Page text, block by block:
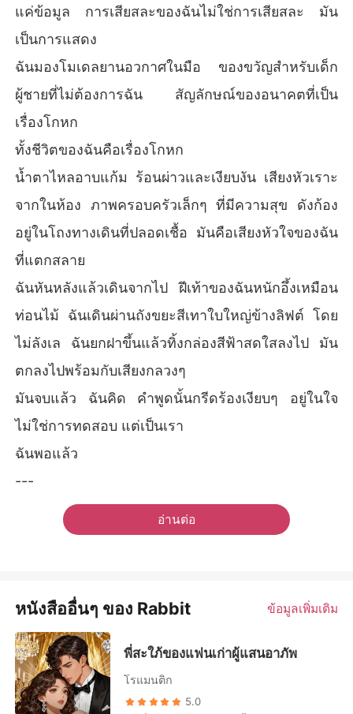
แค่ข้อมูล การเสียสละของฉันไม่ใช่การเสียสละ มัน
เป็นการแสดง
ฉันมองโมเดลยานอวกาศในมือ ของขวัญสำหรับเด็ก
ผู้ชายที่ไม่ต้องการฉัน สัญลักษณ์ของอนาคตที่เป็น
เรื่องโกหก
ทั้งชีวิตของฉันคือเรื่องโกหก
น้ำตาไหลอาบแก้ม ร้อนผ่าวและเงียบงัน เสียงหัวเราะ
จากในห้อง ภาพครอบครัวเล็กๆ ที่มีความสุข ดังก้อง
อยู่ในโถงทางเดินที่ปลอดเชื้อ มันคือเสียงหัวใจของฉัน
ที่แตกสลาย
ฉันหันหลังแล้วเดินจากไป ฝีเท้าของฉันหนักอึ้งเหมือน
ท่อนไม้ ฉันเดินผ่านถังขยะสีเทาใบใหญ่ข้างลิฟต์ โดย
ไม่ลังเล ฉันยกฝาขึ้นแล้วทิ้งกล่องสีฟ้าสดใสลงไป มัน
ตกลงไปพร้อมกับเสียงกลวงๆ
มันจบแล้ว ฉันคิด คำพูดนั้นกรีดร้องเงียบๆ อยู่ในใจ
ไม่ใช่การทดสอบ แต่เป็นเรา
ฉันพอแล้ว
---
อ่านต่อ
หนังสืออื่นๆ ของ Rabbit ข้อมูลเพิ่มเติม
พี่สะใภ้ของแฟนเก่าผู้แสนอาภัพ
โรแมนติก
5.0